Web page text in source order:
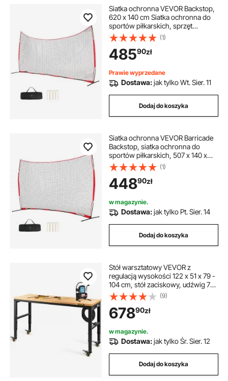
Siatka ochronna VEVOR Backstop,
620 x 140 cm Siatka ochronna do
sportów piłkarskich, sprzęt
treningowy z torbą transportową,
ekran ochronny do treningów
baseballowych, softballowych,
lacrosse, piłkarskich i hokejowych,
do ogrodu
(1)
48590zł
Prawie wyprzedane
Dostawa:jak tylko Wt. Sier. 11
Dodaj do koszyka
Siatka ochronna VEVOR Barricade
Backstop, siatka ochronna do
sportów piłkarskich, 507 x 140 x
312 cm, przenośny sprzęt do
ćwiczeń z torbą transportową,
ekran ochronny do treningów
baseballowych, softballowych i
piłkarskich na podwórku
(1)
44890zł
w magazynie.
Dostawa:jak tylko Pt. Sier. 14
Dodaj do koszyka
Stół warsztatowy VEVOR z
regulacją wysokości 122 x 51 x 79 -
104 cm, stół zaciskowy, udźwig 720
kg, brązowy, składany stół
narzędziowy ze stali walcowanej na
zimno, wielofunkcyjny stół roboczy
do warsztatu
(9)
67890zł
w magazynie.
Dostawa:jak tylko Śr. Sier. 12
Dodaj do koszyka